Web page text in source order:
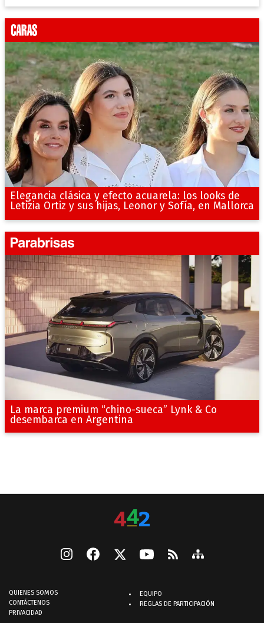
Elegancia clásica y efecto acuarela: los looks de
Letizia Ortiz y sus hijas, Leonor y Sofía, en Mallorca
La marca premium “chino-sueca” Lynk & Co
desembarca en Argentina
QUIENES SOMOS
CONTÁCTENOS
PRIVACIDAD
EQUIPO
REGLAS DE PARTICIPACIÓN